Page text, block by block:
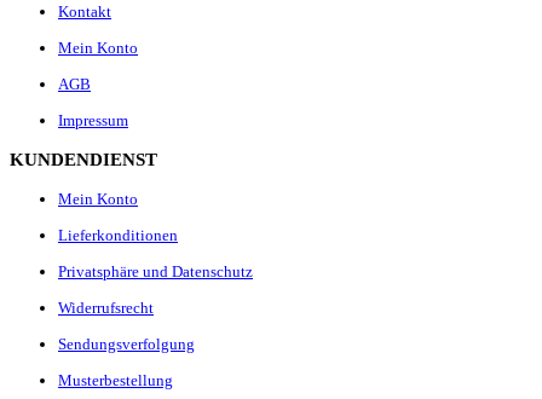
Kontakt
Mein Konto
AGB
Impressum
KUNDENDIENST
Mein Konto
Lieferkonditionen
Privatsphäre und Datenschutz
Widerrufsrecht
Sendungsverfolgung
Musterbestellung